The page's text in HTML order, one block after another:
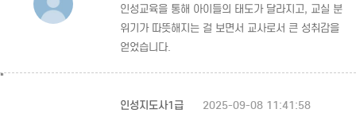
인성교육을 통해 아이들의 태도가 달라지고, 교실 분
위기가 따뜻해지는 걸 보면서 교사로서 큰 성취감을
얻었습니다.
"
인성지도사1급 2025-09-08 11:41:58